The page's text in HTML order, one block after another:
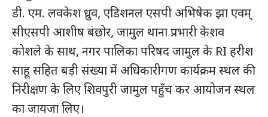
डी. एम. लवकेश ध्रुव, एडिशनल एसपी अभिषेक झा एवम्
सीएसपी आशीष बंछोर, जामुल थाना प्रभारी केशव
कोशले के साथ, नगर पालिका परिषद जामुल के RI हरीश
साहू सहित बड़ी संख्या में अधिकारीगण कार्यक्रम स्थल की
निरीक्षण के लिए शिवपुरी जामुल पहुँच कर आयोजन स्थल
का जायजा लिए।